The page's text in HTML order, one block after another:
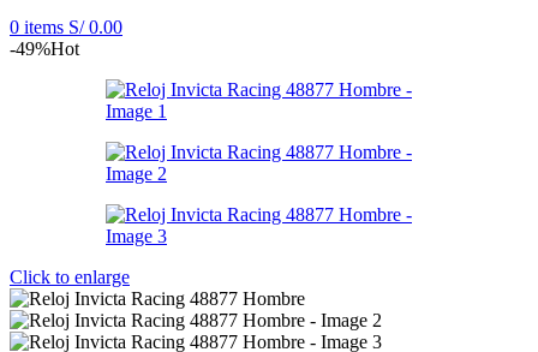
0 items S/0.00
-49%Hot
Click to enlarge